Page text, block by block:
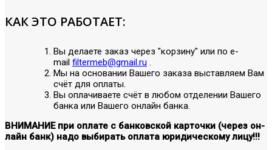
КАК ЭТО РАБОТАЕТ:
Вы делаете заказ через "корзину" или по е-
mail filtermeb@gmail.ru .
Мы на основании Вашего заказа выставляем Вам
счёт для оплаты.
Вы оплачиваете счёт в любом отделении Вашего
банка или Вашего онлайн банка.
ВНИМАНИЕ при оплате с банковской карточки (через он-
лайн банк) надо выбирать оплата юридическому лицу!!!